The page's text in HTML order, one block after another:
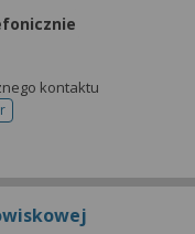
kontaktu
do rejestracji